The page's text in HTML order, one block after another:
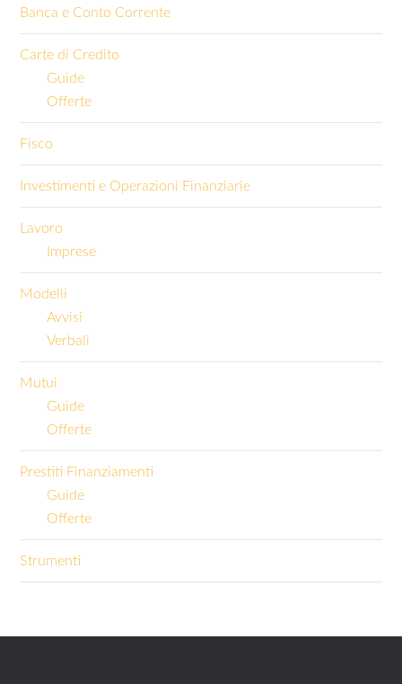
Banca e Conto Corrente
Carte di Credito
Guide
Offerte
Fisco
Investimenti e Operazioni Finanziarie
Lavoro
Imprese
Modelli
Avvisi
Verbali
Mutui
Guide
Offerte
Prestiti Finanziamenti
Guide
Offerte
Strumenti